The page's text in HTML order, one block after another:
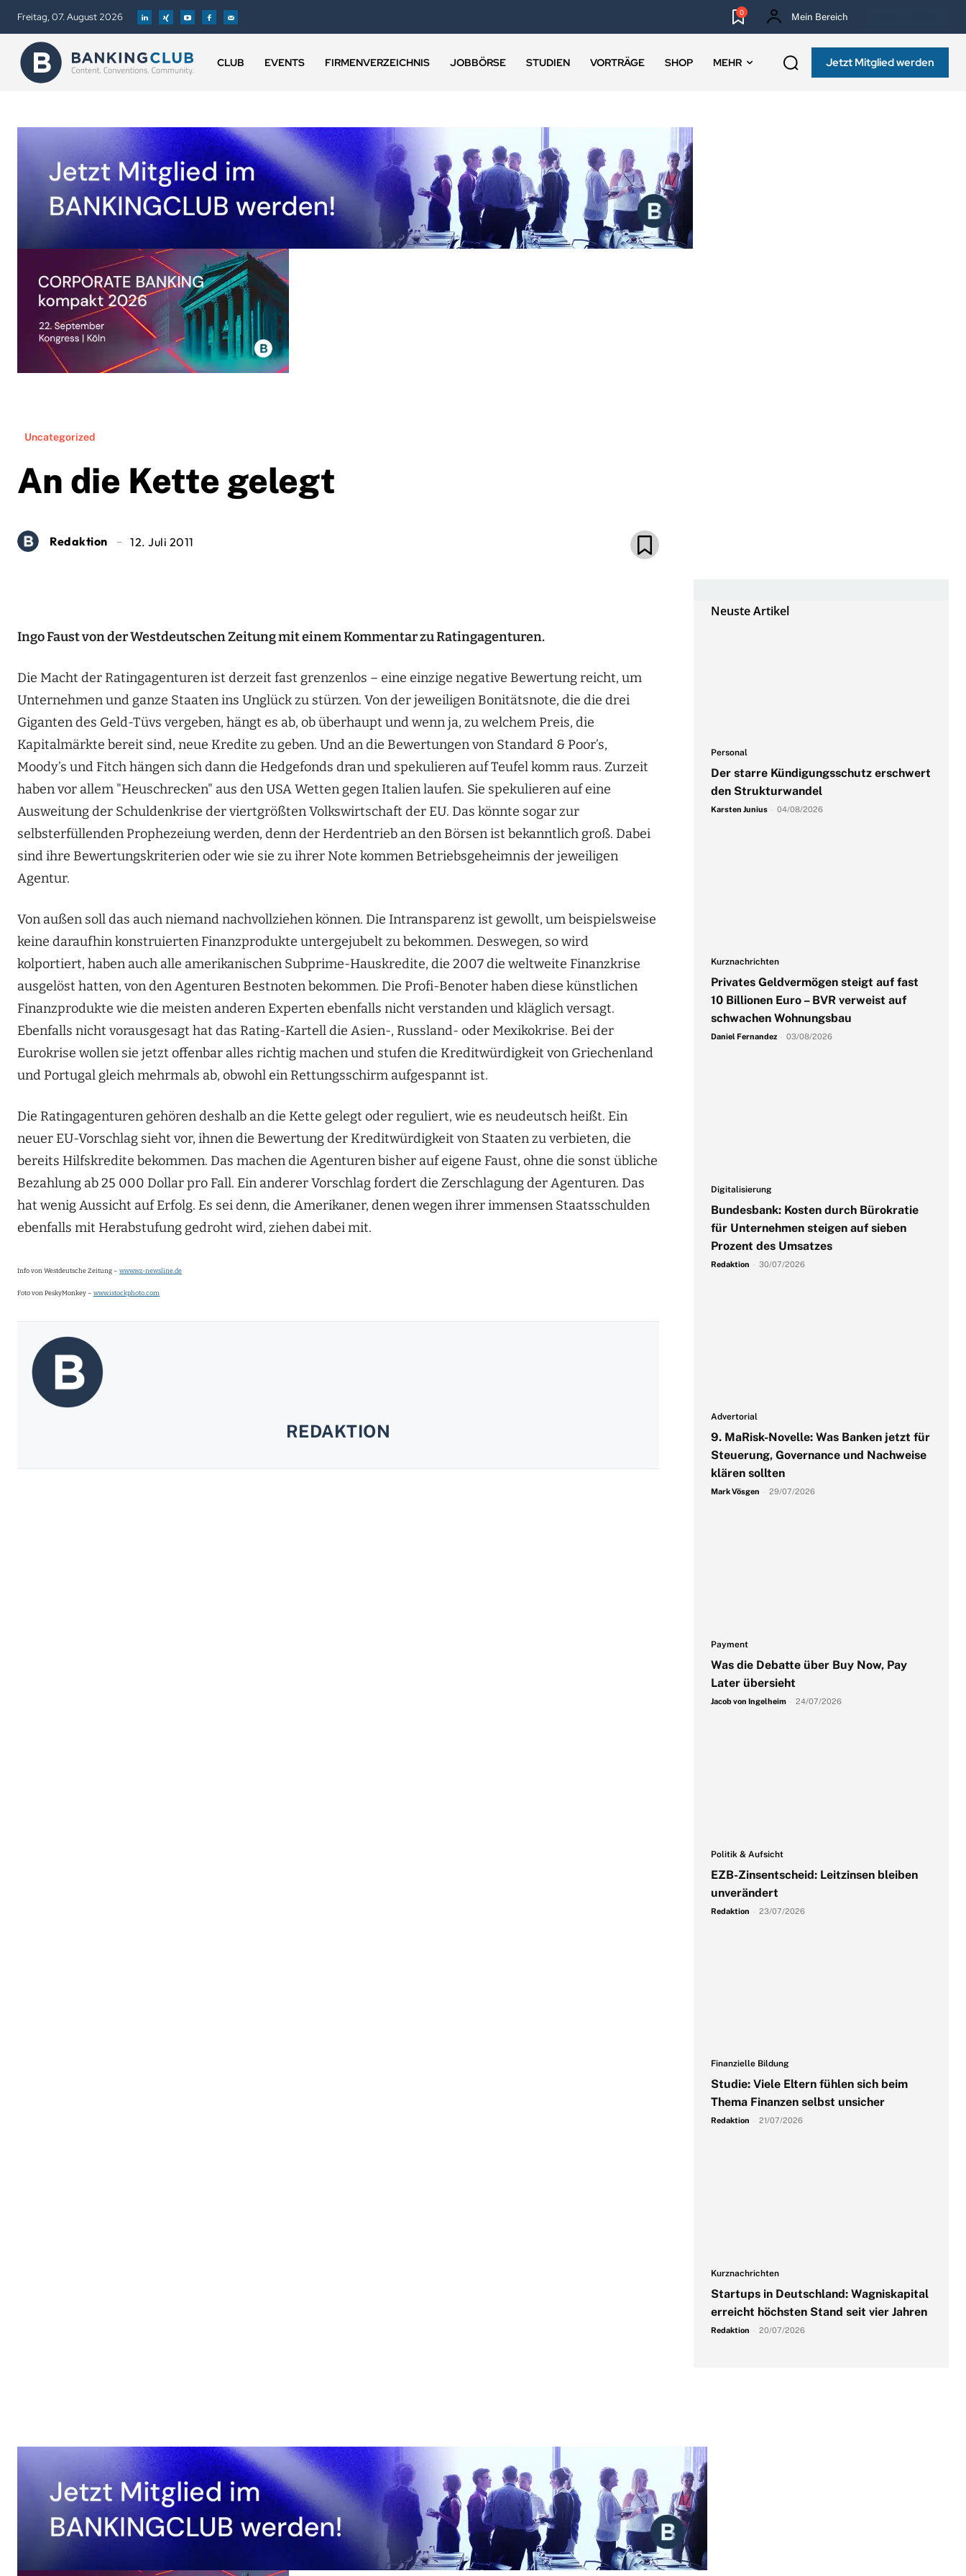
Freitag, 07. August 2026 0 Mein Bereich
CLUB EVENTS FIRMENVERZEICHNIS JOBBÖRSE STUDIEN VORTRÄGE SHOP MEHR Jetzt Mitglied werden
Uncategorized
An die Kette gelegt
Redaktion 12. Juli 2011
Ingo Faust von der Westdeutschen Zeitung mit einem Kommentar zu Ratingagenturen.
Die Macht der Ratingagenturen ist derzeit fast grenzenlos – eine einzige negative Bewertung reicht, um
Unternehmen und ganze Staaten ins Unglück zu stürzen. Von der jeweiligen Bonitätsnote, die die drei
Giganten des Geld-Tüvs vergeben, hängt es ab, ob überhaupt und wenn ja, zu welchem Preis, die
Kapitalmärkte bereit sind, neue Kredite zu geben. Und an die Bewertungen von Standard & Poor’s,
Moody’s und Fitch hängen sich dann die Hedgefonds dran und spekulieren auf Teufel komm raus. Zurzeit
haben vor allem "Heuschrecken" aus den USA Wetten gegen Italien laufen. Sie spekulieren auf eine
Ausweitung der Schuldenkrise der viertgrößten Volkswirtschaft der EU. Das könnte sogar zur
selbsterfüllenden Prophezeiung werden, denn der Herdentrieb an den Börsen ist bekanntlich groß. Dabei
sind ihre Bewertungskriterien oder wie sie zu ihrer Note kommen Betriebsgeheimnis der jeweiligen
Agentur.
Von außen soll das auch niemand nachvollziehen können. Die Intransparenz ist gewollt, um beispielsweise
keine daraufhin konstruierten Finanzprodukte untergejubelt zu bekommen. Deswegen, so wird
kolportiert, haben auch alle amerikanischen Subprime-Hauskredite, die 2007 die weltweite Finanzkrise
ausgelöst hatten, von den Agenturen Bestnoten bekommen. Die Profi-Benoter haben diese künstlichen
Finanzprodukte wie die meisten anderen Experten ebenfalls nicht verstanden und kläglich versagt.
Ebenfalls nicht vorausgesagt hat das Rating-Kartell die Asien-, Russland- oder Mexikokrise. Bei der
Eurokrise wollen sie jetzt offenbar alles richtig machen und stufen die Kreditwürdigkeit von Griechenland
und Portugal gleich mehrmals ab, obwohl ein Rettungsschirm aufgespannt ist.
Die Ratingagenturen gehören deshalb an die Kette gelegt oder reguliert, wie es neudeutsch heißt. Ein
neuer EU-Vorschlag sieht vor, ihnen die Bewertung der Kreditwürdigkeit von Staaten zu verbieten, die
bereits Hilfskredite bekommen. Das machen die Agenturen bisher auf eigene Faust, ohne die sonst übliche
Bezahlung ab 25 000 Dollar pro Fall. Ein anderer Vorschlag fordert die Zerschlagung der Agenturen. Das
hat wenig Aussicht auf Erfolg. Es sei denn, die Amerikaner, denen wegen ihrer immensen Staatsschulden
ebenfalls mit Herabstufung gedroht wird, ziehen dabei mit.
Info von Westdeutsche Zeitung – www.wz-newsline.de
Foto von PeskyMonkey – www.istockphoto.com
REDAKTION
Neuste Artikel
Personal
Der starre Kündigungsschutz erschwert
den Strukturwandel
Karsten Junius 04/08/2026
Kurznachrichten
Privates Geldvermögen steigt auf fast
10 Billionen Euro – BVR verweist auf
schwachen Wohnungsbau
Daniel Fernandez 03/08/2026
Digitalisierung
Bundesbank: Kosten durch Bürokratie
für Unternehmen steigen auf sieben
Prozent des Umsatzes
Redaktion 30/07/2026
Advertorial
9. MaRisk-Novelle: Was Banken jetzt für
Steuerung, Governance und Nachweise
klären sollten
Mark Vösgen 29/07/2026
Payment
Was die Debatte über Buy Now, Pay
Later übersieht
Jacob von Ingelheim 24/07/2026
Politik & Aufsicht
EZB-Zinsentscheid: Leitzinsen bleiben
unverändert
Redaktion 23/07/2026
Finanzielle Bildung
Studie: Viele Eltern fühlen sich beim
Thema Finanzen selbst unsicher
Redaktion 21/07/2026
Kurznachrichten
Startups in Deutschland: Wagniskapital
erreicht höchsten Stand seit vier Jahren
Redaktion 20/07/2026